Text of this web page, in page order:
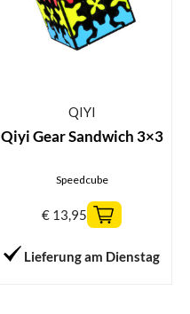
QIYI
Qiyi Gear Sandwich 3×3
Speedcube
€ 13,95
Lieferung am Dienstag